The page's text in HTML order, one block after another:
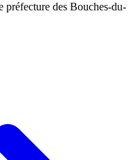
des Bouches-du-